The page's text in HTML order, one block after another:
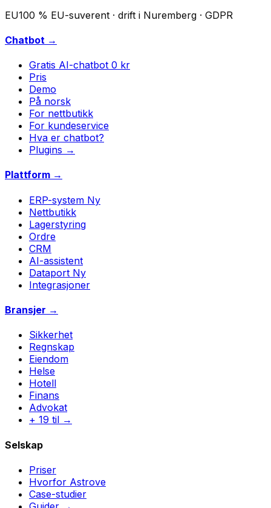
EU100 % EU-suverent · drift i Nuremberg · GDPR
Chatbot →
Gratis AI-chatbot 0 kr
Pris
Demo
På norsk
For nettbutikk
For kundeservice
Hva er chatbot?
Plugins →
Plattform →
ERP-system Ny
Nettbutikk
Lagerstyring
Ordre
CRM
AI-assistent
Dataport Ny
Integrasjoner
Bransjer →
Sikkerhet
Regnskap
Eiendom
Helse
Hotell
Finans
Advokat
+ 19 til →
Selskap
Priser
Hvorfor Astrove
Case-studier